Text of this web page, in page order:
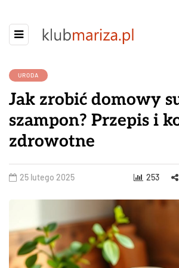
URODA
Jak zrobić domowy
szampon? Przepis i
zdrowotne
25 lutego 2025 253